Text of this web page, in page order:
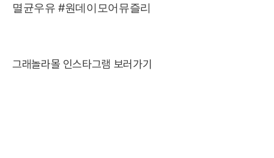
멸균우유 #원데이모어뮤즐리
그래놀라몰 인스타그램 보러가기